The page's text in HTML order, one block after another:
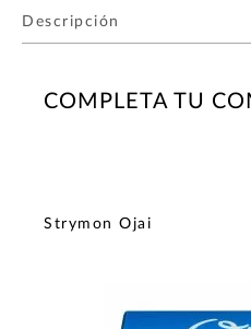
Descripción
COMPLETA TU
Strymon Ojai